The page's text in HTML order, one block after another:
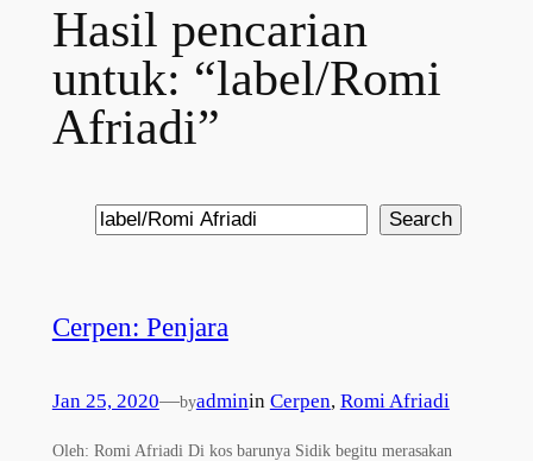
Hasil pencarian
untuk: “label/Romi
Afriadi”
Search Search
Cerpen: Penjara
Jan 25, 2020—byadminin Cerpen, Romi Afriadi
Oleh: Romi Afriadi Di kos barunya Sidik begitu merasakan